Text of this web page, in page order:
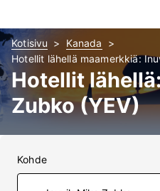
Kotisivu
Kanada
Hotellit lähellä maamerkkiä:
Hotellit
Zubko (YEV)
Kohde